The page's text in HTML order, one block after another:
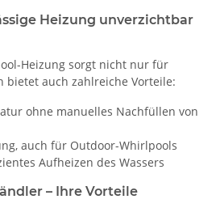
Heizung unverzichtbar
Heizung sorgt nicht nur für
bietet auch zahlreiche Vorteile:
ohne manuelles Nachfüllen von
auch für Outdoor-Whirlpools
Aufheizen des Wassers
– Ihre Vorteile